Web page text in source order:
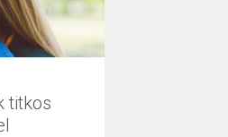
titkos